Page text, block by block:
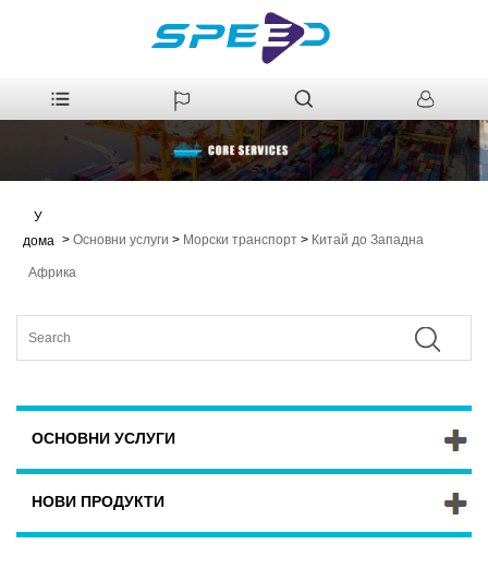
У
дома > Основни услуги > Морски транспорт > Китай до Западна
Африка
ОСНОВНИ УСЛУГИ
НОВИ ПРОДУКТИ